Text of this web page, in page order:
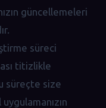
güncellemeleri
süreci
titizlikle
süreçte size